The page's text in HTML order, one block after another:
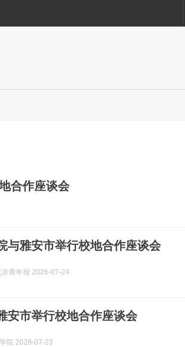
合作座谈会
与雅安市举行校地合作座谈会
京青年报 2026-07-24
安市举行校地合作座谈会
院 2026-07-23